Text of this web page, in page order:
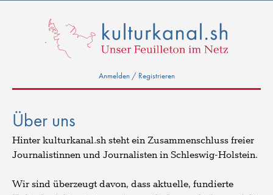
Anmelden / Registrieren
Über uns
Hinter kulturkanal.sh steht ein Zusammenschluss freier
Journalistinnen und Journalisten in Schleswig-Holstein.
Wir sind überzeugt davon, dass aktuelle, fundierte